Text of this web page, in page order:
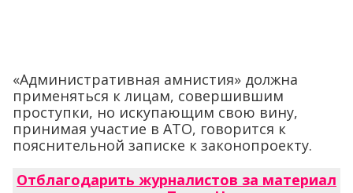
«Административная амнистия» должна
применяться к лицам, совершившим
проступки, но искупающим свою вину,
принимая участие в АТО, говорится к
пояснительной записке к законопроекту.
Отблагодарить журналистов за материал